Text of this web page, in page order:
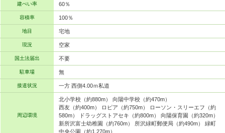
建ぺい率 60％
容積率 100％
地目 宅地
現況 空家
国土法届出 不要
駐車場 無
接道状況 一方 西側4.00ｍ私道
周辺環境
北小学校（約880m） 向陽中学校（約470m）
西友（約400m） ロピア（約750m） ローソン・スリーエフ（約
580m） ドラッグストアセキ（約800m） 向陽保育園（約320m）
新所沢富士幼稚園（約760m） 所沢緑町郵便局（約490m） 緑町
中央公園（約1,270m）